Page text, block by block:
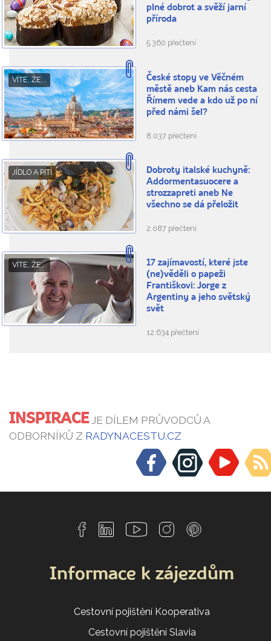
plné dobrot a svěží jarní
příroda
5.360 přečtení
VÍTE, ŽE...
České stopy ve Věčném
městě aneb Kam nás cesta
Římem vede a kdo už po ní
před námi šel?
8.037 přečtení
JÍDLO A PITÍ
Dobroty italské kuchyně:
Addormentasuocere a
strozzapreti aneb Ne
všechno se dá přeložit
2.087 přečtení
VÍTE, ŽE...
17 zajímavostí, které jste
(ne)věděli o papeži
Františkovi: Jorge z
Argentiny a jeho světský
svět
12.634 přečtení
INSPIRACEJE DÍLEM PRŮVODCŮ A
ODBORNÍKŮ Z RADYNACESTU.CZ
Informace k zájezdům
Cestovní pojištění Kooperativa
Cestovní pojištění Slavia